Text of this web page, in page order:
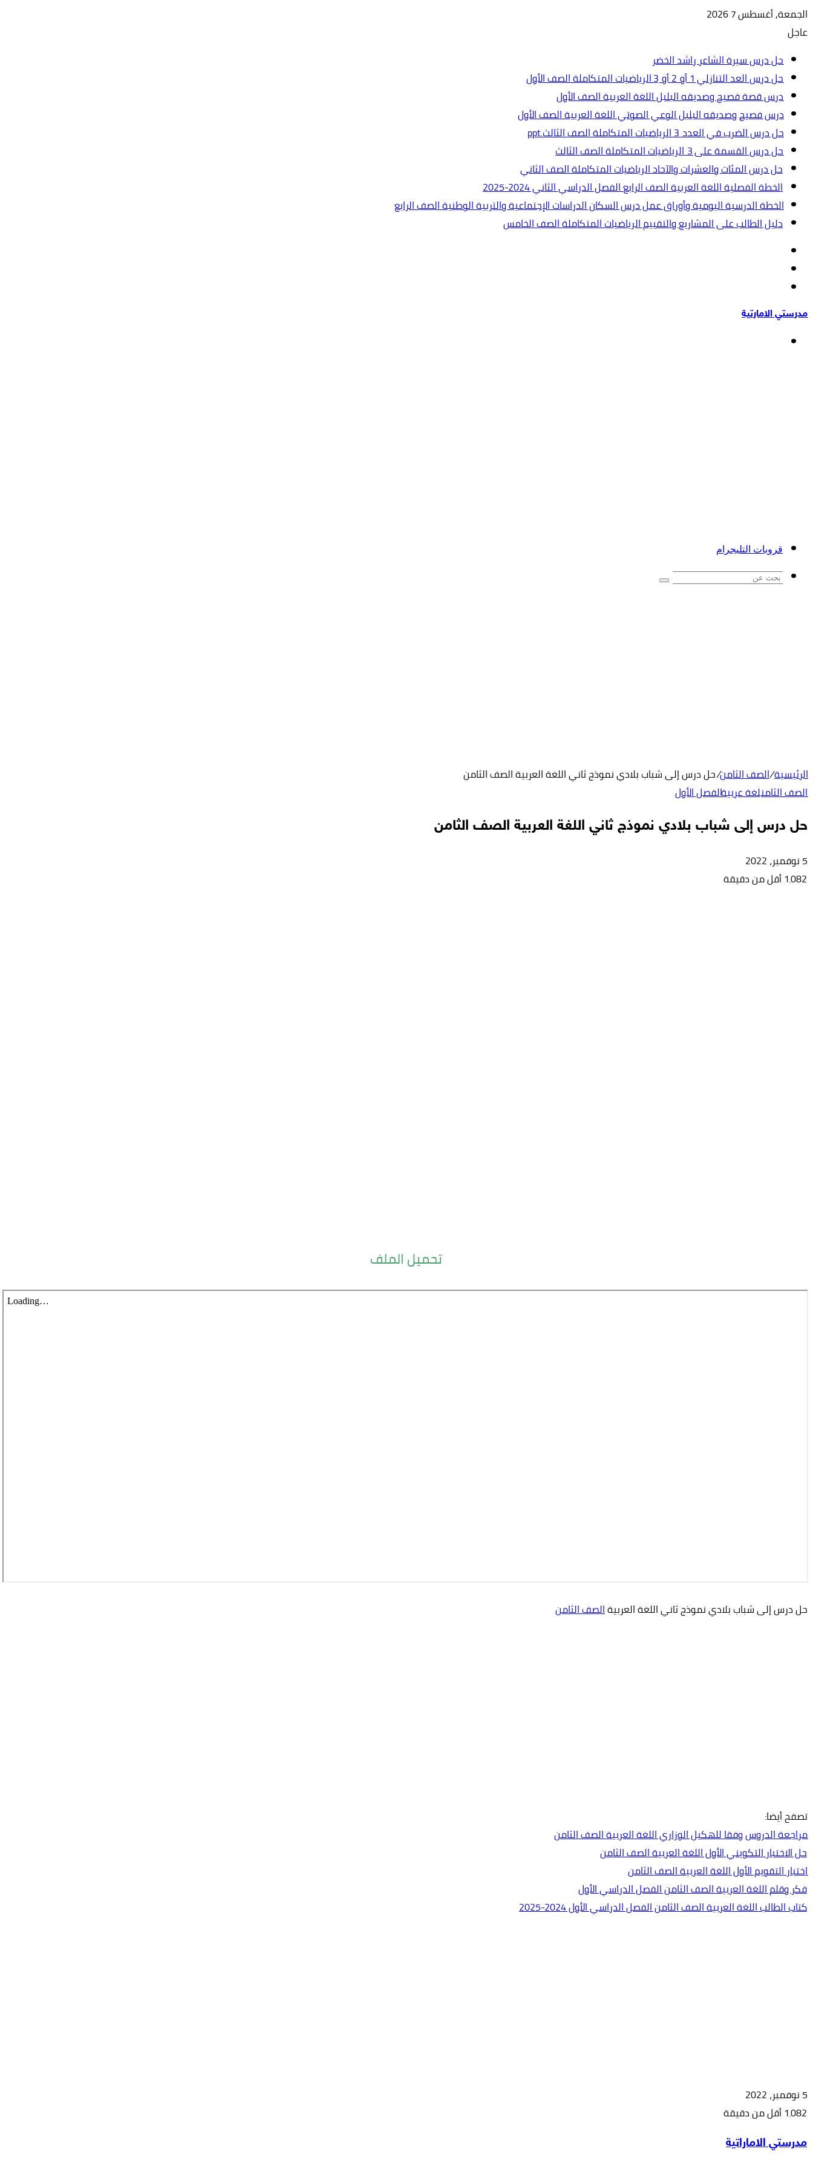
الجمعة, أغسطس 7 2026
عاجل
حل درس سيرة الشاعر راشد الخضر
حل درس العد التنازلي 1 أو 2 أو 3 الرياضيات المتكاملة الصف الأول
درس قصة فصيح وصديقه البلبل اللغة العربية الصف الأول
درس فصيح وصديقه البلبل الوعي الصوتي اللغة العربية الصف الأول
حل درس الضرب في العدد 3 الرياضيات المتكاملة الصف الثالث.ppt
حل درس القسمة على 3 الرياضيات المتكاملة الصف الثالث
حل درس المئات والعشرات والآحاد الرياضيات المتكاملة الصف الثاني
الخطة الفصلية اللغة العربية الصف الرابع الفصل الدراسي الثاني 2024-2025
الخطة الدرسية اليومية وأوراق عمل درس السكان الدراسات الإجتماعية والتربية الوطنية الصف الرابع
دليل الطالب على المشاريع والتقييم الرياضيات المتكاملة الصف الخامس
عمود
جانبي
مدرستي الامارتية
قروبات التليجرام
بحث
الرئيسية/الصف الثامن/حل درس إلى شباب بلادي نموذج ثاني اللغة العربية الصف الثامن
الصف الثامنلغة عربيةالفصل الأول
حل درس إلى شباب بلادي نموذج ثاني اللغة العربية الصف الثامن
5 نوفمبر، 2022
1٬082 أقل من دقيقة
تحميل الملف
حل درس إلى شباب بلادي نموذج ثاني اللغة العربيةالصف الثامن
تصفح أيضا:
مراجعة الدروس وفقا للهكيل الوزاري اللغة العربية الصف الثامن
حل الاختبار التكويني الأول اللغة العربية الصف الثامن
اختبار التقويم الأول اللغة العربية الصف الثامن
فكر وقلم اللغة العربية الصف الثامن الفصل الدراسي الأول
كتاب الطالب اللغة العربية الصف الثامن الفصل الدراسي الأول 2024-2025
5 نوفمبر، 2022
1٬082 أقل من دقيقة
عبر
مدرستي الاماراتية